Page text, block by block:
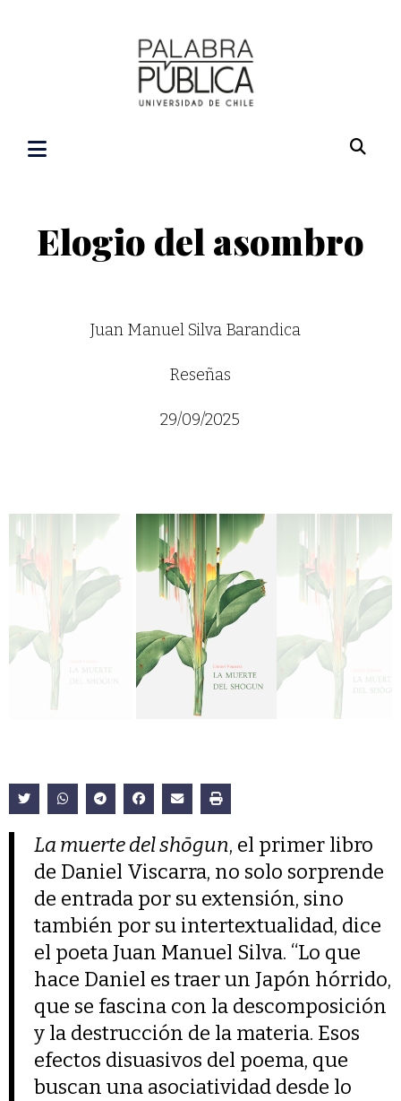
Elogio del asombro
Juan Manuel Silva Barandica
Reseñas
29/09/2025
La muerte del shōgun, el primer libro
de Daniel Viscarra, no solo sorprende
de entrada por su extensión, sino
también por su intertextualidad, dice
el poeta Juan Manuel Silva. “Lo que
hace Daniel es traer un Japón hórrido,
que se fascina con la descomposición
y la destrucción de la materia. Esos
efectos disuasivos del poema, que
buscan una asociatividad desde lo